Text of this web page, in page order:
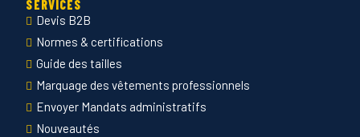
SERVICES
Devis B2B
Normes & certifications
Guide des tailles
Marquage des vêtements professionnels
Envoyer Mandats administratifs
Nouveautés